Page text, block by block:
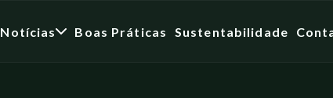
Notícias Boas Práticas Sustentabilidade